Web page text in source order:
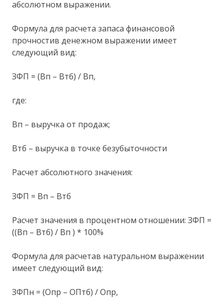
абсолютном выражении.
Формула для расчета запаса финансовой
прочностив денежном выражении имеет
следующий вид:
ЗФП = (Вп – Втб) / Вп,
где:
Вп – выручка от продаж;
Втб – выручка в точке безубыточности
Расчет абсолютного значения:
ЗФП = Вп – Втб
Расчет значения в процентном отношении: ЗФП =
((Вп – Втб) / Вп ) * 100%
Формула для расчетав натуральном выражении
имеет следующий вид:
ЗФПн = (Опр – ОПтб) / Опр,